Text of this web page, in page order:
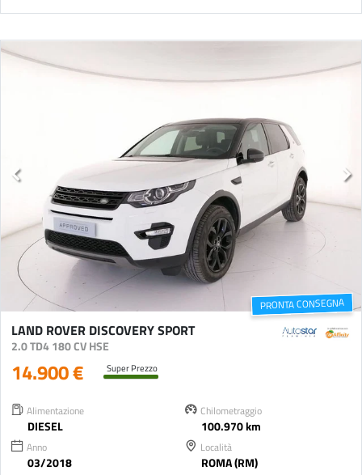
PRONTA CONSEGNA
LAND ROVER DISCOVERY SPORT
2.0 TD4 180 CV HSE
14.900 € Super Prezzo
Alimentazione
DIESEL
Chilometraggio
100.970 km
Anno
03/2018
Località
ROMA (RM)